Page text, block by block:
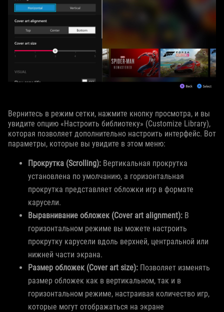
Вернитесь в режим сетки, нажмите кнопку просмотра, и вы
увидите опцию «Настроить библиотеку» (Customize Library),
которая позволяет дополнительно настроить интерфейс. Вот
параметры, которые вы увидите в этом меню:
Прокрутка (Scrolling): Вертикальная прокрутка
установлена по умолчанию, а горизонтальная
прокрутка представляет обложки игр в формате
карусели.
Выравнивание обложек (Cover art alignment): В
горизонтальном режиме вы можете настроить
прокрутку карусели вдоль верхней, центральной или
нижней части экрана.
Размер обложек (Cover art size): Позволяет изменять
размер обложек как в вертикальном, так и в
горизонтальном режиме, настраивая количество игр,
которые могут отображаться на экране